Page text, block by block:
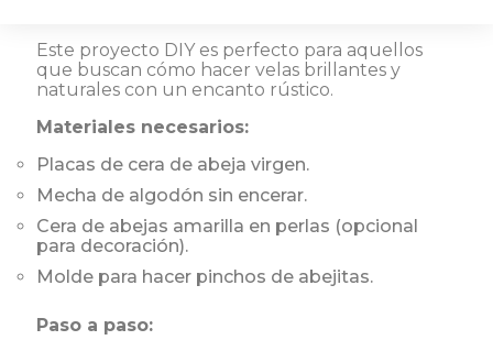
Este proyecto DIY es perfecto para aquellos
que buscan cómo hacer velas brillantes y
naturales con un encanto rústico.
Materiales necesarios:
Placas de cera de abeja virgen.
Mecha de algodón sin encerar.
Cera de abejas amarilla en perlas (opcional
para decoración).
Molde para hacer pinchos de abejitas.
Paso a paso: